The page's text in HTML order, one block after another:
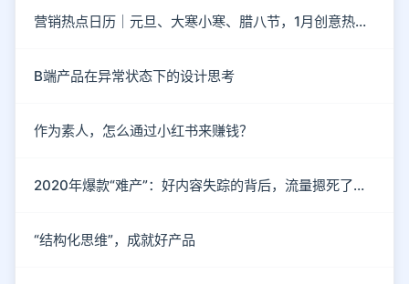
营销热点日历｜元旦、大寒小寒、腊八节，1月创意热点都在这
B端产品在异常状态下的设计思考
作为素人，怎么通过小红书来赚钱？
2020年爆款“难产”：好内容失踪的背后，流量摁死了内容
“结构化思维”，成就好产品